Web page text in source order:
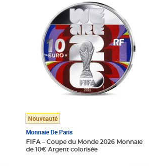
Nouveauté
Monnaie De Paris
FIFA – Coupe du Monde 2026 Monnaie
de 10€ Argent colorisée